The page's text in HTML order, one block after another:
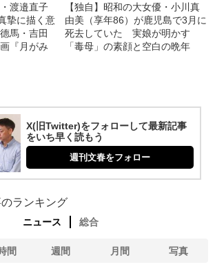
渡邉直子
摯に描く意
馬・吉田
『月がみ
【独自】昭和の大女優・小川真
由美（享年86）が鹿児島で3月に
死去していた 実娘が明かす
「毒母」の素顔と空白の晩年
X(旧Twitter)をフォローして最新記事
をいち早く読もう
週刊文春をフォロー
のランキング
ニュース 総合
間 週間 月間 写真